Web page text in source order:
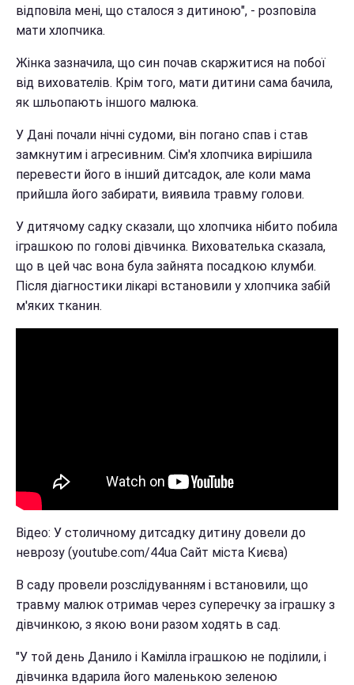
відповіла мені, що сталося з дитиною", - розповіла
мати хлопчика.
Жінка зазначила, що син почав скаржитися на побої
від вихователів. Крім того, мати дитини сама бачила,
як шльопають іншого малюка.
У Дані почали нічні судоми, він погано спав і став
замкнутим і агресивним. Сім'я хлопчика вирішила
перевести його в інший дитсадок, але коли мама
прийшла його забирати, виявила травму голови.
У дитячому садку сказали, що хлопчика нібито побила
іграшкою по голові дівчинка. Вихователька сказала,
що в цей час вона була зайнята посадкою клумби.
Після діагностики лікарі встановили у хлопчика забій
м'яких тканин.
Відео: У столичному дитсадку дитину довели до
неврозу (youtube.com/44ua Сайт міста Києва)
В саду провели розслідуванням і встановили, що
травму малюк отримав через суперечку за іграшку з
дівчинкою, з якою вони разом ходять в сад.
"У той день Данило і Камілла іграшкою не поділили, і
дівчинка вдарила його маленькою зеленою